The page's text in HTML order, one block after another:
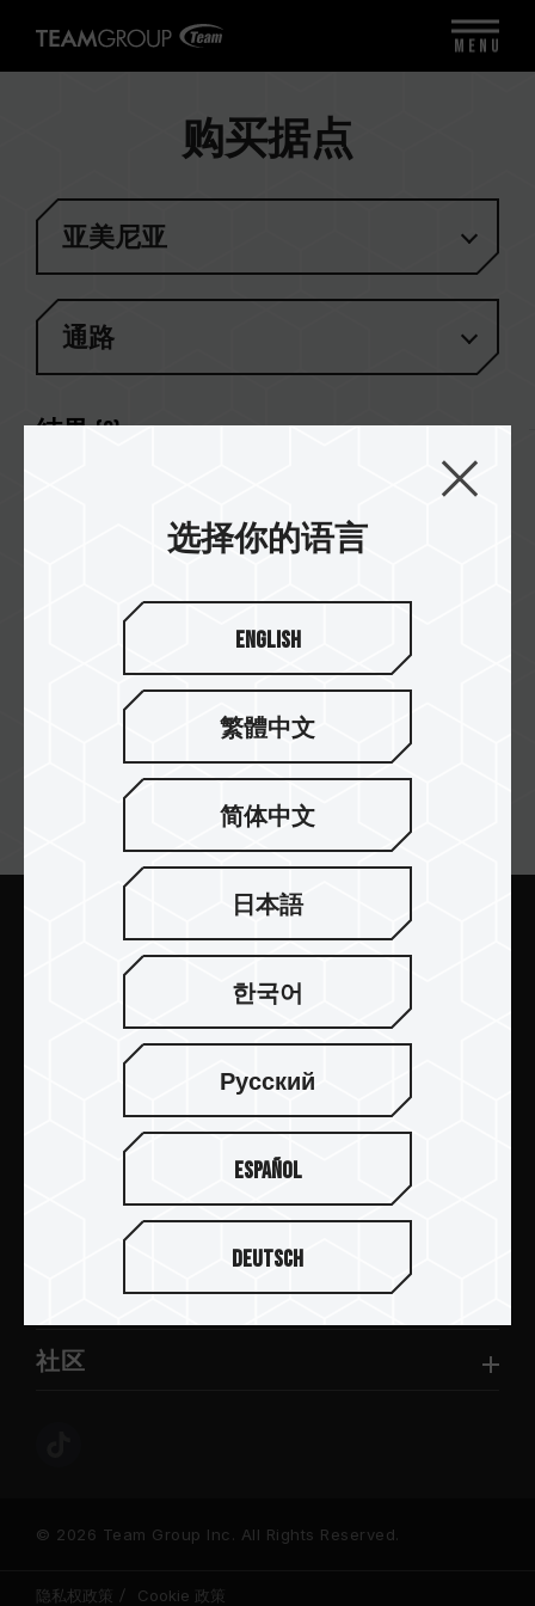
购买据点
亚美尼亚
通路
结果(2)
DG Computers
Complanet
订阅电子报
产品介绍
关于十铨
服务与支持
社区
© 2026 Team Group Inc. All Rights Reserved.
隐私权政策 Cookie 政策
选择你的语言
English
繁體中文
简体中文
日本語
한국어
Русский
Español
Deutsch
MENU